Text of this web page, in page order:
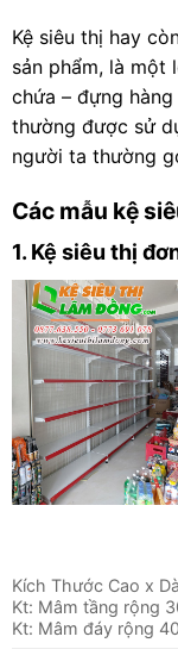
Kệ siêu thị hay
sản phẩm, là một
chứa – đựng
thường được sử
người ta thường
Các mẫu kệ
1. Kệ siêu thị
Kích Thước Cao x
Kt: Mâm tầng rộng
Kt: Mâm đáy rộng